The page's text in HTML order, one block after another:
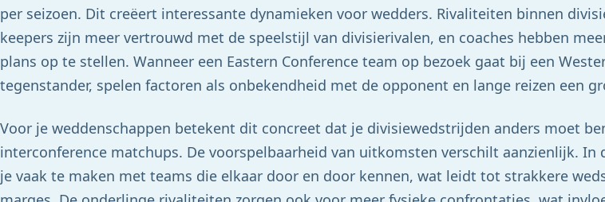
per seizoen. Dit creëert interessante dynamieken voor wedders. Rivaliteiten binnen
keepers zijn meer vertrouwd met de speelstijl van divisierivalen, en coaches hebben
plans op te stellen. Wanneer een Eastern Conference team op bezoek gaat bij een
tegenstander, spelen factoren als onbekendheid met de opponent en lange reizen een
Voor je weddenschappen betekent dit concreet dat je divisiewedstrijden anders moet
interconference matchups. De voorspelbaarheid van uitkomsten verschilt aanzienlijk. In
je vaak te maken met teams die elkaar door en door kennen, wat leidt tot strakkere